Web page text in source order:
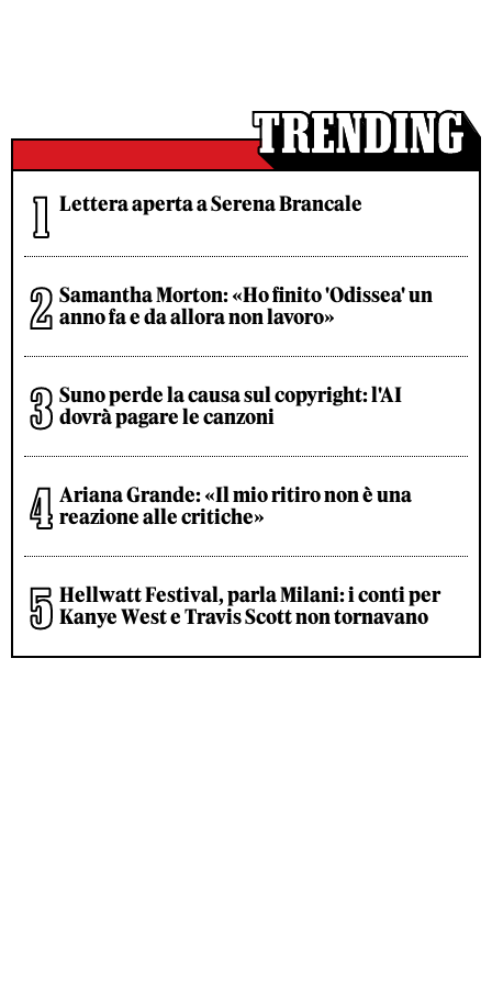
Lettera aperta a Serena Brancale
Samantha Morton: «Ho finito 'Odissea' un
anno fa e da allora non lavoro»
Suno perde la causa sul copyright: l'AI
dovrà pagare le canzoni
Ariana Grande: «Il mio ritiro non è una
reazione alle critiche»
Hellwatt Festival, parla Milani: i conti per
Kanye West e Travis Scott non tornavano